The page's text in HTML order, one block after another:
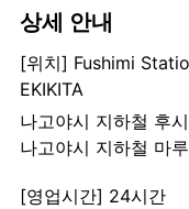
상세 안내
[위치] Fushimi
EKIKITA
나고야시 지하철 후
나고야시 지하철 마
[영업시간] 24시간